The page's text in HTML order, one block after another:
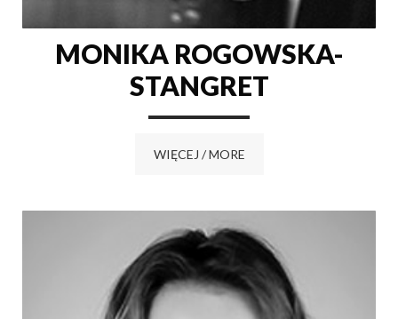
MONIKA ROGOWSKA-
STANGRET
WIĘCEJ / MORE